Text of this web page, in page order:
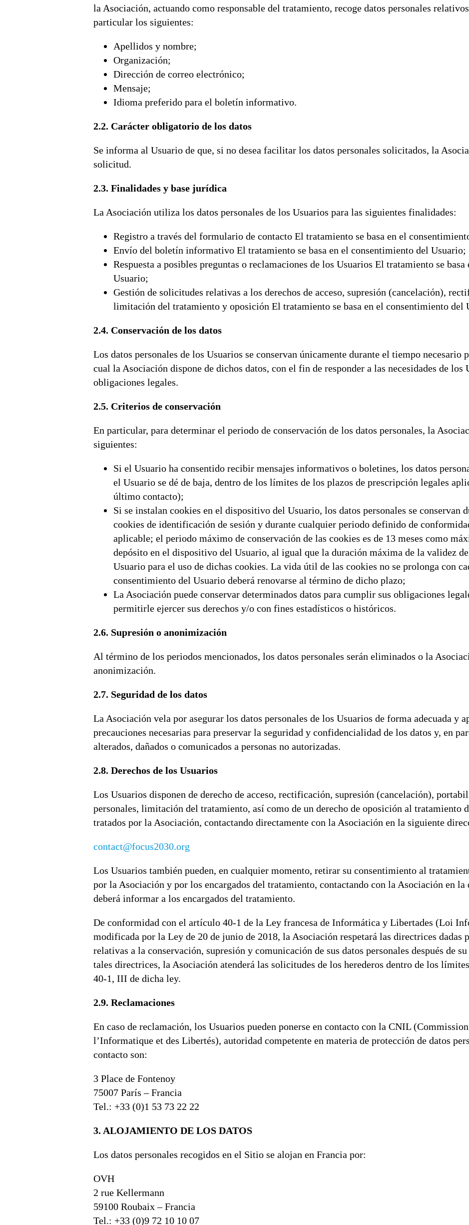
la Asociación, actuando como responsable del tratamiento, recoge datos personales
particular los siguientes:
Apellidos y nombre;
Organización;
Dirección de correo electrónico;
Mensaje;
Idioma preferido para el boletín informativo.
2.2. Carácter obligatorio de los datos
Se informa al Usuario de que, si no desea facilitar los datos personales solicitados, la
solicitud.
2.3. Finalidades y base jurídica
La Asociación utiliza los datos personales de los Usuarios para las siguientes finalidades:
Registro a través del formulario de contacto El tratamiento se basa en el
Envío del boletín informativo El tratamiento se basa en el consentimiento del Usuario;
Respuesta a posibles preguntas o reclamaciones de los Usuarios El tratamiento se
Usuario;
Gestión de solicitudes relativas a los derechos de acceso, supresión (cancelación),
limitación del tratamiento y oposición El tratamiento se basa en el consentimiento del
2.4. Conservación de los datos
Los datos personales de los Usuarios se conservan únicamente durante el tiempo necesario
cual la Asociación dispone de dichos datos, con el fin de responder a las necesidades de los
obligaciones legales.
2.5. Criterios de conservación
En particular, para determinar el periodo de conservación de los datos personales, la
siguientes:
Si el Usuario ha consentido recibir mensajes informativos o boletines, los datos
el Usuario se dé de baja, dentro de los límites de los plazos de prescripción legales
último contacto);
Si se instalan cookies en el dispositivo del Usuario, los datos personales se conservan
cookies de identificación de sesión y durante cualquier periodo definido de
aplicable; el periodo máximo de conservación de las cookies es de 13 meses como
depósito en el dispositivo del Usuario, al igual que la duración máxima de la validez
Usuario para el uso de dichas cookies. La vida útil de las cookies no se prolonga con
consentimiento del Usuario deberá renovarse al término de dicho plazo;
La Asociación puede conservar determinados datos para cumplir sus obligaciones
permitirle ejercer sus derechos y/o con fines estadísticos o históricos.
2.6. Supresión o anonimización
Al término de los periodos mencionados, los datos personales serán eliminados o la
anonimización.
2.7. Seguridad de los datos
La Asociación vela por asegurar los datos personales de los Usuarios de forma adecuada y
precauciones necesarias para preservar la seguridad y confidencialidad de los datos y, en
alterados, dañados o comunicados a personas no autorizadas.
2.8. Derechos de los Usuarios
Los Usuarios disponen de derecho de acceso, rectificación, supresión (cancelación),
personales, limitación del tratamiento, así como de un derecho de oposición al tratamiento
tratados por la Asociación, contactando directamente con la Asociación en la siguiente
contact@focus2030.org
Los Usuarios también pueden, en cualquier momento, retirar su consentimiento al
por la Asociación y por los encargados del tratamiento, contactando con la Asociación en
deberá informar a los encargados del tratamiento.
De conformidad con el artículo 40-1 de la Ley francesa de Informática y Libertades (Loi
modificada por la Ley de 20 de junio de 2018, la Asociación respetará las directrices dadas
relativas a la conservación, supresión y comunicación de sus datos personales después de
tales directrices, la Asociación atenderá las solicitudes de los herederos dentro de los
40-1, III de dicha ley.
2.9. Reclamaciones
En caso de reclamación, los Usuarios pueden ponerse en contacto con la CNIL
l’Informatique et des Libertés), autoridad competente en materia de protección de datos
contacto son:
3 Place de Fontenoy
75007 París – Francia
Tel.: +33 (0)1 53 73 22 22
3. ALOJAMIENTO DE LOS DATOS
Los datos personales recogidos en el Sitio se alojan en Francia por:
OVH
2 rue Kellermann
59100 Roubaix – Francia
Tel.: +33 (0)9 72 10 10 07